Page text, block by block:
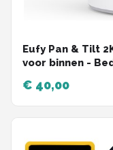
Eufy Pan & Tilt
voor binnen -
€ 40,00